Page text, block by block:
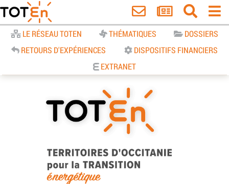
LE RÉSEAU TOTEN THÉMATIQUES
DOSSIERS
RETOURS D'EXPÉRIENCES
DISPOSITIFS FINANCIERS
EXTRANET